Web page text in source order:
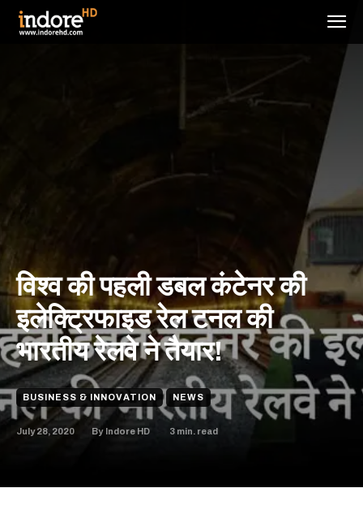
विश्व की पहली डबल कंटेनर की
इलेक्ट्रिफाइड रेल टनल की
भारतीय रेलवे ने तैयार!
BUSINESS & INNOVATION NEWS
July 28, 2020 By Indore HD 3 min. read